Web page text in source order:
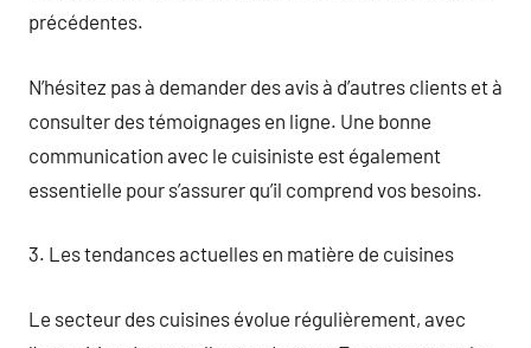
précédentes.
N’hésitez pas à demander des avis à d’autres clients et à
consulter des témoignages en ligne. Une bonne
communication avec le cuisiniste est également
essentielle pour s’assurer qu’il comprend vos besoins.
3. Les tendances actuelles en matière de cuisines
Le secteur des cuisines évolue régulièrement, avec